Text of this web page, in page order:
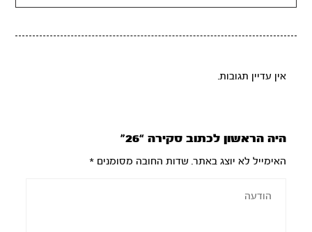
אין עדיין תגובות.
היה הראשון לכתוב סקירה “26”
האימייל לא יוצג באתר. שדות החובה מסומנים*